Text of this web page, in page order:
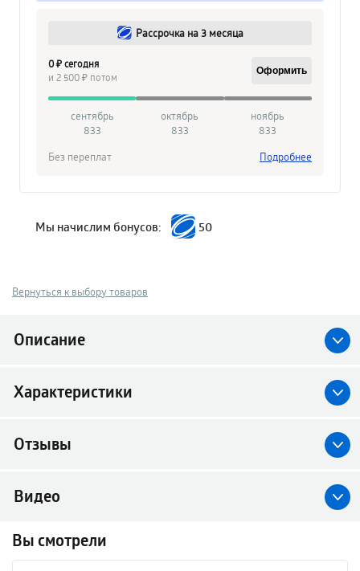
Рассрочка на 3 месяца
0 ₽ сегодня
и 2 500 ₽ потом
Оформить
сентябрь
833
октябрь
833
ноябрь
833
Без переплат
Подробнее
Мы начислим бонусов: 50
Вернуться к выбору товаров
Описание
Характеристики
Отзывы
Видео
Вы смотрели